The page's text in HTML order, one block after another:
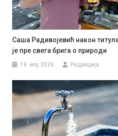
Саша Радивојевић након
је пре свега брига о природи
19. мај 2026. Редакција